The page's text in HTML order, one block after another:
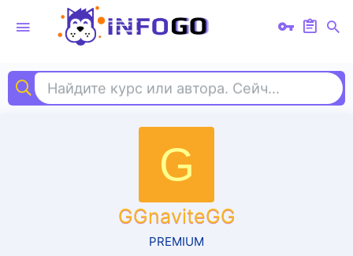
Найдите курс или автора. Сейчас ищут
G
GGnaviteGG
PREMIUM